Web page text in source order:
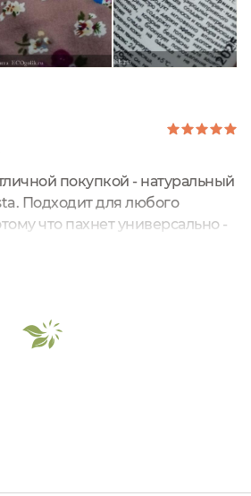
покупкой - натуральный
Подходит для любого
что пахнет универсально -
поэтому я его заказываю
Работает - защищает от пота
нарадуюсь этому дезодоранту.